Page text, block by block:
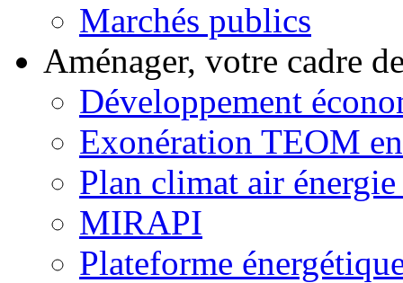
Marchés publics
Aménager, votre cadre
Développement
Exonération TEOM
Plan climat air
MIRAPI
Plateforme